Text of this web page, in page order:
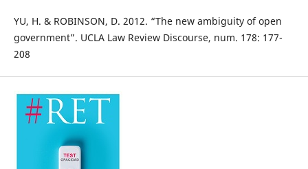
YU, H. & ROBINSON, D. 2012. “The new ambiguity of open
government”. UCLA Law Review Discourse, num. 178: 177-
208